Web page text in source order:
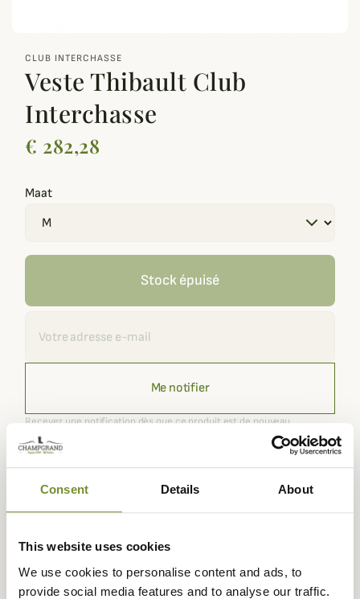
Consent Details About
This website uses cookies
We use cookies to personalise content and ads, to
provide social media features and to analyse our traffic.
CLUB INTERCHASSE
Veste Thibault Club
Interchasse
€ 282,28
Maat
Stock épuisé
Me notifier
Recevez une notification dès que ce produit est de nouveau
disponible.
Expédié dans Échange ou
90 jours